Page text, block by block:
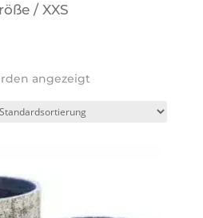
/ XXS
angezeigt